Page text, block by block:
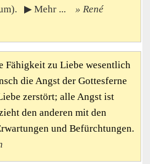
▶ Mehr ...
René
Fähigkeit zu Liebe wesentlich
die Angst der Gottesferne
zerstört; alle Angst ist
den anderen mit den
und Befürchtungen.